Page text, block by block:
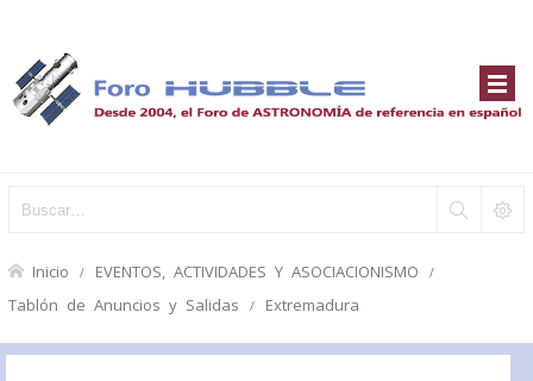
Inicio EVENTOS, ACTIVIDADES Y ASOCIACIONISMO
Tablón de Anuncios y Salidas Extremadura